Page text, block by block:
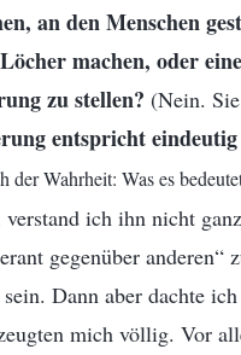
an den Menschen
machen, oder
zu stellen? (Nein.
entspricht
der Wahrheit: Was es
ich ihn nicht
gegenüber
Dann aber dachte
mich völlig. Vor